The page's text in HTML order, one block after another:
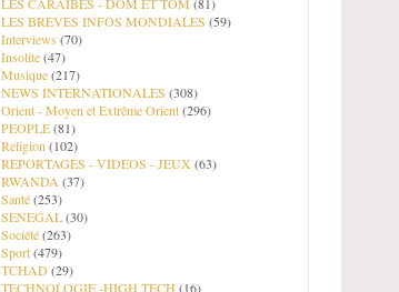
LES BREVES INFOS MONDIALES (59)
Interviews (70)
Insolite(47)
Musique(217)
NEWS INTERNATIONALES (308)
Orient - Moyen et Extrême Orient(296)
PEOPLE(81)
Religion (102)
REPORTAGES - VIDEOS - JEUX (63)
RWANDA (37)
Santé(253)
SENEGAL(30)
Société(263)
Sport(479)
TCHAD (29)
TECHNOLOGIE -HIGH TECH (16)